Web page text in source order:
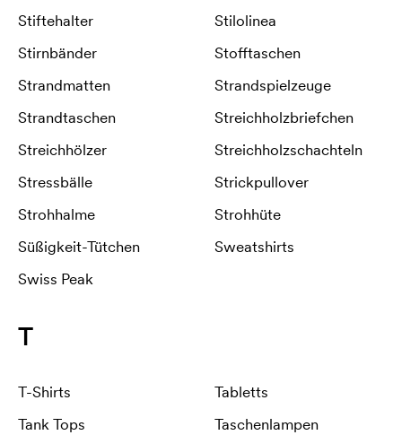
Stiftehalter
Stilolinea
Stirnbänder
Stofftaschen
Strandmatten
Strandspielzeuge
Strandtaschen
Streichholzbriefchen
Streichhölzer
Streichholzschachteln
Stressbälle
Strickpullover
Strohhalme
Strohhüte
Süßigkeit-Tütchen
Sweatshirts
Swiss Peak
T
T-Shirts
Tabletts
Tank Tops
Taschenlampen